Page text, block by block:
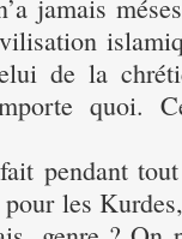
jamais
de la
quoi.
pendant
les